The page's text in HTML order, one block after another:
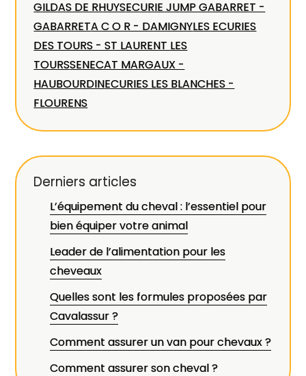
GILDAS DE RHUYSECURIE JUMP GABARRET -
GABARRETA C O R - DAMIGNYLES ECURIES
DES TOURS - ST LAURENT LES
TOURSSENECAT MARGAUX -
HAUBOURDINECURIES LES BLANCHES -
FLOURENS
Derniers articles
L’équipement du cheval : l’essentiel pour
bien équiper votre animal
Leader de l’alimentation pour les
cheveaux
Quelles sont les formules proposées par
Cavalassur ?
Comment assurer un van pour chevaux ?
Comment assurer son cheval ?